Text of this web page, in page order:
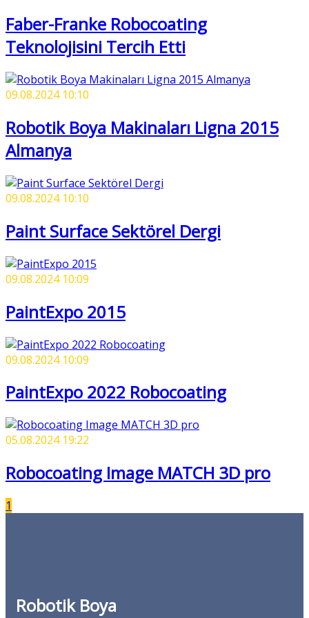
Faber-Franke Robocoating
Teknolojisini Tercih Etti
09.08.2024 10:10
Robotik Boya Makinaları Ligna 2015
Almanya
09.08.2024 10:10
Paint Surface Sektörel Dergi
09.08.2024 10:09
PaintExpo 2015
09.08.2024 10:09
PaintExpo 2022 Robocoating
05.08.2024 19:22
Robocoating Image MATCH 3D pro
1
Robotik Boya